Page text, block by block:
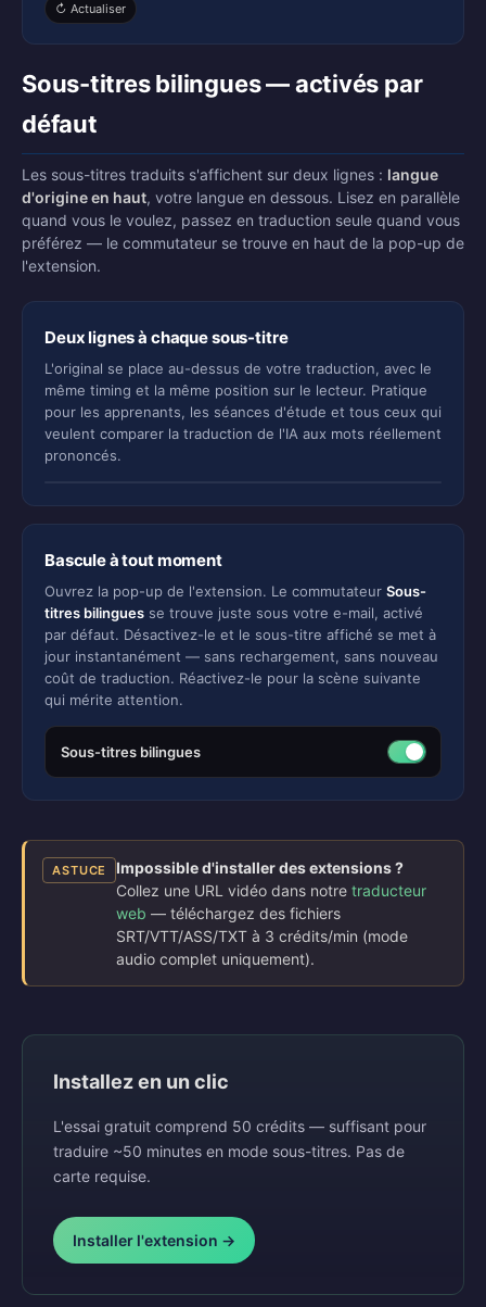
↻ Actualiser
Sous-titres bilingues — activés par
défaut
Les sous-titres traduits s'affichent sur deux lignes : langue
d'origine en haut, votre langue en dessous. Lisez en parallèle
quand vous le voulez, passez en traduction seule quand vous
préférez — le commutateur se trouve en haut de la pop-up de
l'extension.
Deux lignes à chaque sous-titre
L'original se place au-dessus de votre traduction, avec le
même timing et la même position sur le lecteur. Pratique
pour les apprenants, les séances d'étude et tous ceux qui
veulent comparer la traduction de l'IA aux mots réellement
prononcés.
안녕하세요, 만나서 반갑습니다.
Bonjour, enchanté de vous rencontrer.
Bascule à tout moment
Ouvrez la pop-up de l'extension. Le commutateur Sous-
titres bilingues se trouve juste sous votre e-mail, activé
par défaut. Désactivez-le et le sous-titre affiché se met à
jour instantanément — sans rechargement, sans nouveau
coût de traduction. Réactivez-le pour la scène suivante
qui mérite attention.
Sous-titres bilingues
ASTUCE
Impossible d'installer des extensions ?
Collez une URL vidéo dans notretraducteur
web — téléchargez des fichiers
SRT/VTT/ASS/TXT à 3 crédits/min (mode
audio complet uniquement).
Installez en un clic
L'essai gratuit comprend 50 crédits — suffisant pour
traduire ~50 minutes en mode sous-titres. Pas de
carte requise.
Installer l'extension →